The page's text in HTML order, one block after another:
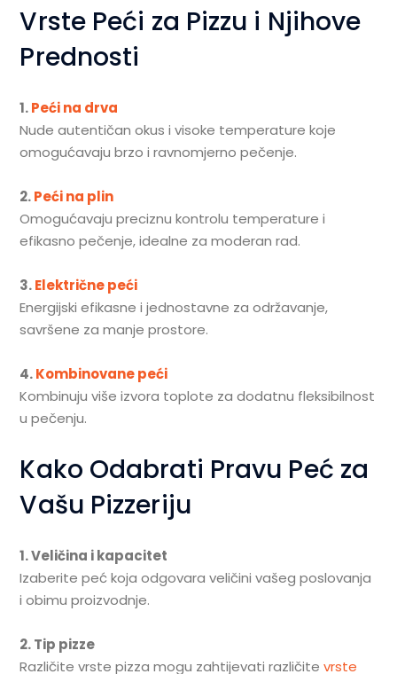
Vrste Peći za Pizzu i Njihove
Prednosti
1.Peći na drva
Nude autentičan okus i visoke temperature koje
omogućavaju brzo i ravnomjerno pečenje.
2.Peći na plin
Omogućavaju preciznu kontrolu temperature i
efikasno pečenje, idealne za moderan rad.
3.Električne peći
Energijski efikasne i jednostavne za održavanje,
savršene za manje prostore.
4.Kombinovane peći
Kombinuju više izvora toplote za dodatnu fleksibilnost
u pečenju.
Kako Odabrati Pravu Peć za
Vašu Pizzeriju
1. Veličina i kapacitet
Izaberite peć koja odgovara veličini vašeg poslovanja
i obimu proizvodnje.
2. Tip pizze
Različite vrste pizza mogu zahtijevati različitevrste